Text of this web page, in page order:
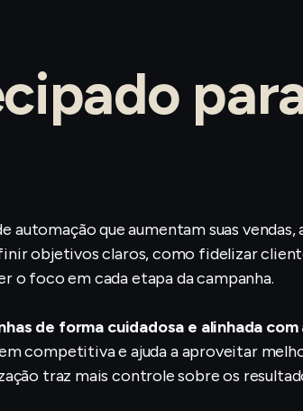
que aumentam suas vendas,
objetivos claros, como fidelizar
o foco em cada etapa da campanha.
de forma cuidadosa e alinhada com
competitiva e ajuda a aproveitar
traz mais controle sobre os